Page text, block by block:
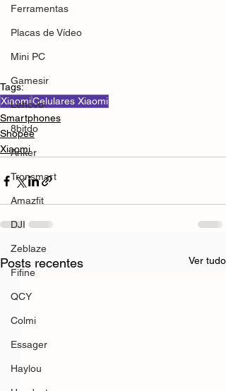
Ferramentas
Placas de Vídeo
Mini PC
Gamesir
Lenovo
8bitdo
Anker
Tronsmart
Amazfit
DJI
Zeblaze
Fifine
QCY
Colmi
Essager
Haylou
Tags:
XiaomiCelulares Xiaomi
Smartphones
Shopee
Xiaomi
Posts recentes Ver tudo